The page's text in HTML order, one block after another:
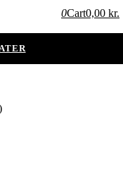
0Cart0,00 kr.